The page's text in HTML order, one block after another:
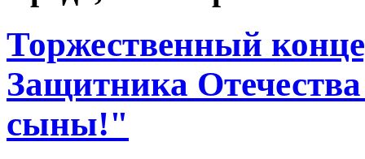
Торжественный
Защитника
сыны!"